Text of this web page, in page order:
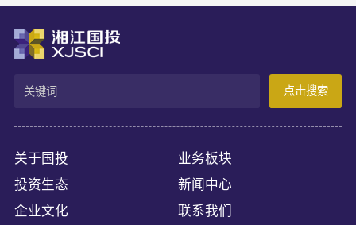
单：陈鹏程（组长）、黄海华、吴常青（业主评委）。
点击搜索
关于国投
业务板块
投资生态
新闻中心
企业文化
联系我们